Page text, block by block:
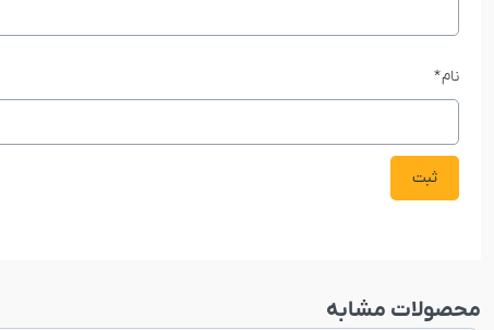
نام*
محصولات مشابه